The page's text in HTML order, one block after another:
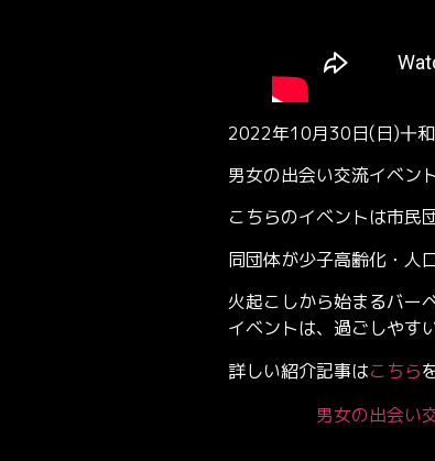
2022年10月30日(日)十
男女の出会い交流イベン
こちらのイベントは市民
同団体が少子高齢化・人
火起こしから始まるバー
イベントは、過ごしやす
詳しい紹介記事はこちら
男女の出会い